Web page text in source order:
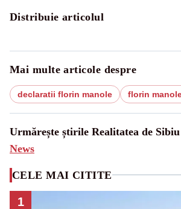
Distribuie articolul
Mai multe articole despre
declaratii florin manole florin
Urmărește știrile Realitatea de
News
CELE MAI CITITE
1